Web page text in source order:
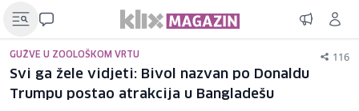
GUŽVE U ZOOLOŠKOM VRTU 116
Svi ga žele vidjeti: Bivol nazvan po Donaldu
Trumpu postao atrakcija u Bangladešu